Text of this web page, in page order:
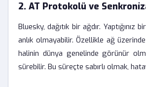
2. AT Protokolü ve
Bluesky, dağıtık bir ağdır.
anlık olmayabilir. Özellikle ağ
halinin dünya genelinde görünür
sürebilir. Bu süreçte sabırlı olmak,